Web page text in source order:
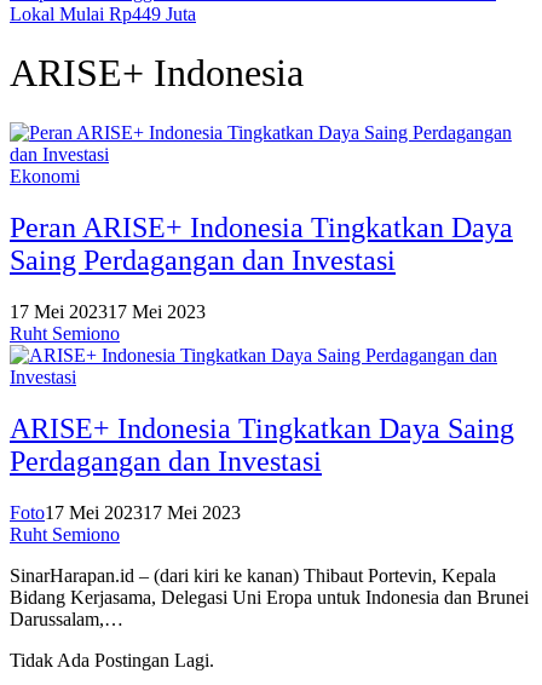
Lokal Mulai Rp449 Juta
ARISE+ Indonesia
Ekonomi
Peran ARISE+ Indonesia Tingkatkan Daya
Saing Perdagangan dan Investasi
17 Mei 202317 Mei 2023
Ruht Semiono
ARISE+ Indonesia Tingkatkan Daya Saing
Perdagangan dan Investasi
Foto17 Mei 202317 Mei 2023
Ruht Semiono
SinarHarapan.id – (dari kiri ke kanan) Thibaut Portevin, Kepala
Bidang Kerjasama, Delegasi Uni Eropa untuk Indonesia dan Brunei
Darussalam,…
Tidak Ada Postingan Lagi.